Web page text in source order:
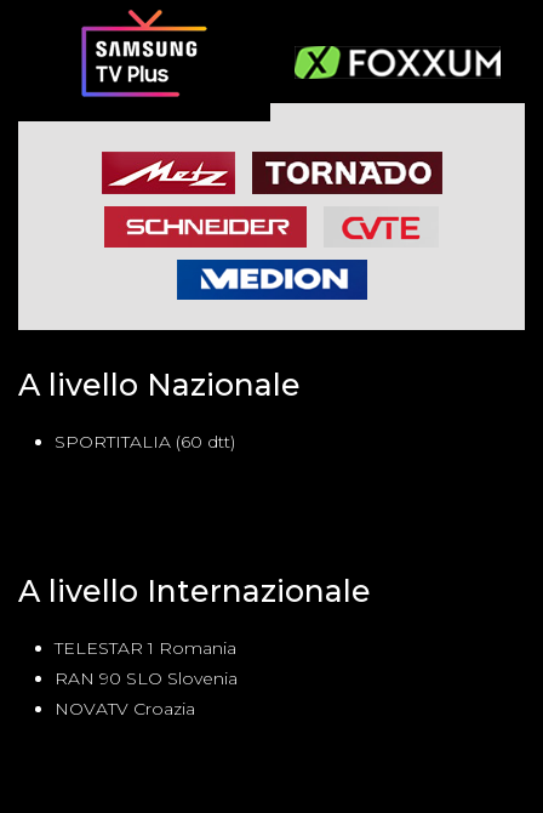
A livello Nazionale
SPORTITALIA (60 dtt)
A livello Internazionale
TELESTAR 1 Romania
RAN 90 SLO Slovenia
NOVATV Croazia